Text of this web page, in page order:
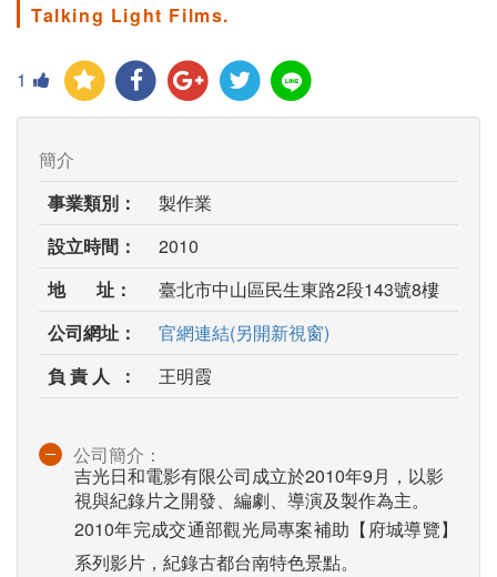
Talking Light Films.
1
簡介
事業類別：
製作業
設立時間：
2010
地 址：
臺北市中山區民生東路2段143號8樓
公司網址：
官網連結(另開新視窗)
負 責 人 ：
王明霞
公司簡介：
吉光日和電影有限公司成立於2010年9月，以影
視與紀錄片之開發、編劇、導演及製作為主。
2010年完成交通部觀光局專案補助【府城導覽】
系列影片，紀錄古都台南特色景點。